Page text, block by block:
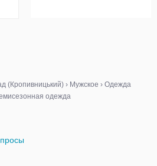
(Кропивницький) › Мужское › Одежда
одежда